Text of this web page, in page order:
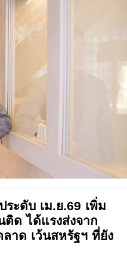
ะดับ เม.ย.69 เพิ่ม
ติด ได้แรงส่งจาก
าด เว้นสหรัฐฯ ที่ยัง